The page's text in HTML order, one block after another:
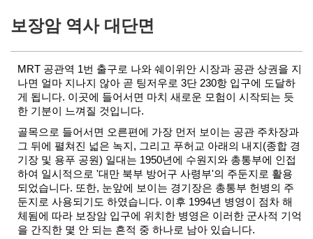
公
訊
認
識
文
化
局
業
務
項
目
보장암 역사 대단면
MRT 공관역 1번 출구로 나와 쉐이위안 시장과 공관 상권을 지
나면 얼마 지나지 않아 곧 팅저우로 3단 230항 입구에 도달하
게 됩니다. 이곳에 들어서면 마치 새로운 모험이 시작되는 듯
한 기분이 느껴질 것입니다.
골목으로 들어서면 오른편에 가장 먼저 보이는 공관 주차장과
그 뒤에 펼쳐진 넓은 녹지, 그리고 푸허교 아래의 내지(종합 경
기장 및 용푸 공원) 일대는 1950년에 수원지와 총통부에 인접
하여 일시적으로 '대만 북부 방어구 사령부'의 주둔지로 활용
되었습니다. 또한, 눈앞에 보이는 경기장은 총통부 헌병의 주
둔지로 사용되기도 하였습니다. 이후 1994년 병영이 점차 해
체됨에 따라 보장암 입구에 위치한 병영은 이러한 군사적 기억
을 간직한 몇 안 되는 흔적 중 하나로 남아 있습니다.